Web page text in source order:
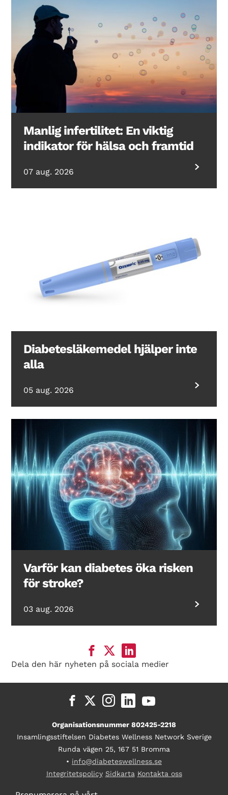
Manlig infertilitet: En viktig
indikator för hälsa och framtid
07 aug. 2026
Diabetesläkemedel hjälper inte
alla
05 aug. 2026
Varför kan diabetes öka risken
för stroke?
03 aug. 2026
Dela den här nyheten på sociala medier
Organisationsnummer 802425-2218
Insamlingsstiftelsen Diabetes Wellness Network Sverige
Runda vägen 25, 167 51 Bromma
• info@diabeteswellness.se
Integritetspolicy Sidkarta Kontakta oss